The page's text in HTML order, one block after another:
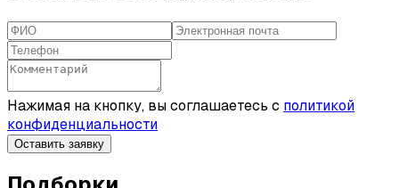
Нажимая на кнопку, вы соглашаетесь с политикой
конфиденциальности
Оставить заявку